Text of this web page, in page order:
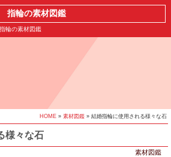
指輪の素材図鑑
輪の素材図鑑
HOME » 素材図鑑 » 結婚指輪に使用される様々な石
様々な石
素材図鑑